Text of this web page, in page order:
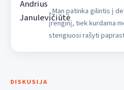
„Man patinka gilintis į
įrenginį, tiek kurdama
stengiuosi rašyti
DISKUSIJA